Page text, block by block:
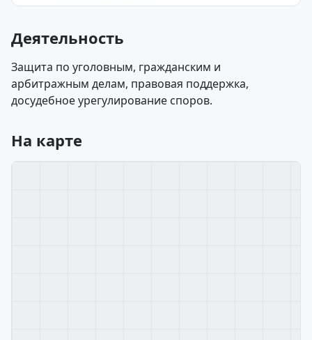
Деятельность
Защита по уголовным, гражданским и
арбитражным делам, правовая поддержка,
досудебное урегулирование споров.
На карте